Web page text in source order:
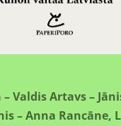
Valdis Artavs –
– Anna Rancāne,